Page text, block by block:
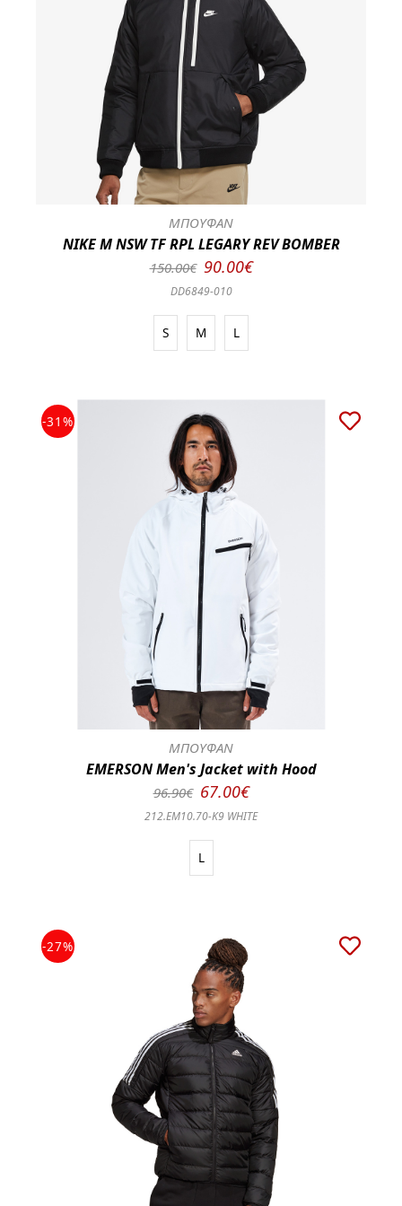
ΜΠΟΥΦΑΝ
NIKE M NSW TF RPL LEGARY REV BOMBER
150.00€ 90.00€
DD6849-010
S M L
-31%
ΜΠΟΥΦΑΝ
EMERSON Men's Jacket with Hood
96.90€ 67.00€
212.EM10.70-K9 WHITE
L
-27%